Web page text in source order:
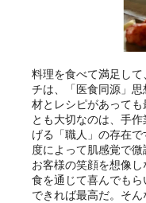
料理を食べて満足し
チは、「医食同源」
材とレシピがあって
とも大切なのは、手
げる「職人」の存在
度によって肌感覚で微
お客様の笑顔を想像し
食を通じて喜んでも
できれば最高だ。そ